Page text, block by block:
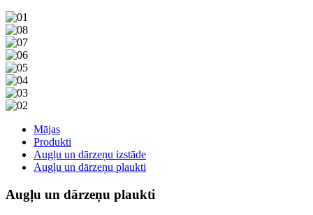
Mājas
Produkti
Augļu un dārzeņu izstāde
Augļu un dārzeņu plaukti
Augļu un dārzeņu plaukti